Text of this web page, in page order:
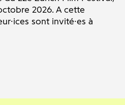
2026. A cette
sont invité·es à